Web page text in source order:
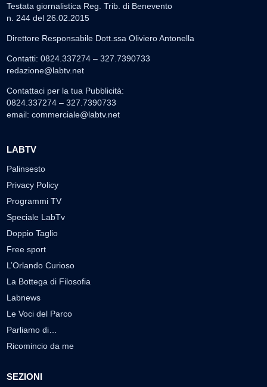
Testata giornalistica Reg. Trib. di Benevento
n. 244 del 26.02.2015
Direttore Responsabile Dott.ssa Oliviero Antonella
Contatti: 0824.337274 – 327.7390733
redazione@labtv.net
Contattaci per la tua Pubblicità:
0824.337274 – 327.7390733
email: commerciale@labtv.net
LABTV
Palinsesto
Privacy Policy
Programmi TV
Speciale LabTv
Doppio Taglio
Free sport
L’Orlando Curioso
La Bottega di Filosofia
Labnews
Le Voci del Parco
Parliamo di…
Ricomincio da me
SEZIONI